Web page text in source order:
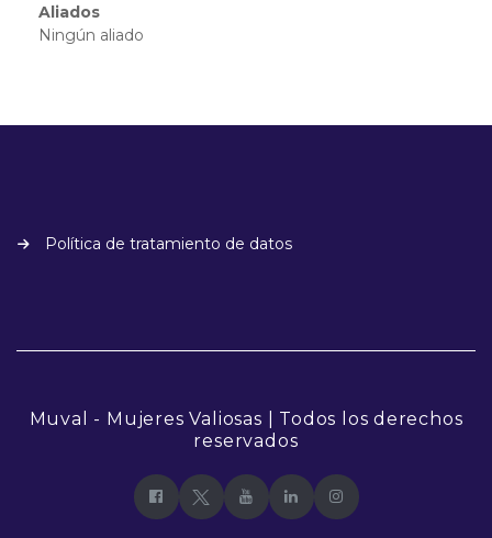
Aliados
Ningún aliado
Política de tratamiento de datos
Muval - Mujeres Valiosas | Todos los derechos
reservados